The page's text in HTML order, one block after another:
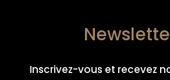
Inscrivez-vous et recevez